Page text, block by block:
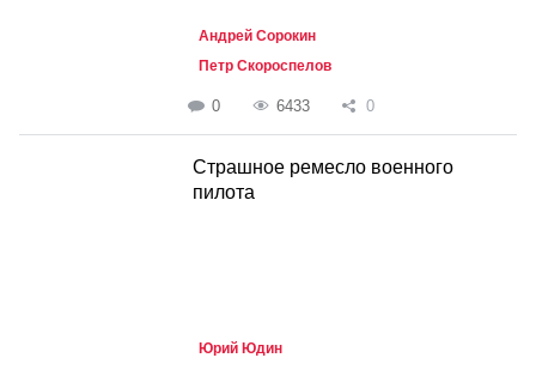
Андрей Сорокин
Петр Скороспелов
0 6433 0
Страшное ремесло военного
пилота
Юрий Юдин